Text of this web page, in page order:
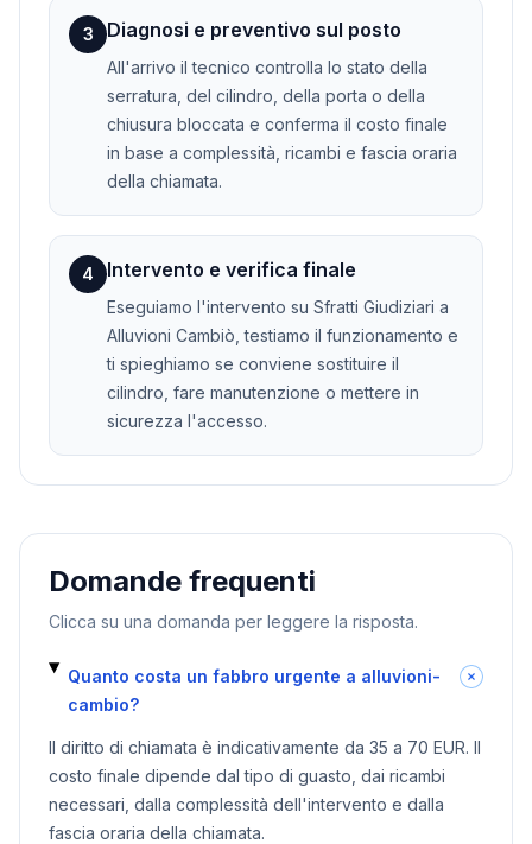
3 Diagnosi e preventivo sul posto
All'arrivo il tecnico controlla lo stato della
serratura, del cilindro, della porta o della
chiusura bloccata e conferma il costo finale
in base a complessità, ricambi e fascia oraria
della chiamata.
4 Intervento e verifica finale
Eseguiamo l'intervento su Sfratti Giudiziari a
Alluvioni Cambiò, testiamo il funzionamento e
ti spieghiamo se conviene sostituire il
cilindro, fare manutenzione o mettere in
sicurezza l'accesso.
Domande frequenti
Clicca su una domanda per leggere la risposta.
Quanto costa un fabbro urgente a alluvioni-
cambio?
Il diritto di chiamata è indicativamente da 35 a 70 EUR. Il
costo finale dipende dal tipo di guasto, dai ricambi
necessari, dalla complessità dell'intervento e dalla
fascia oraria della chiamata.